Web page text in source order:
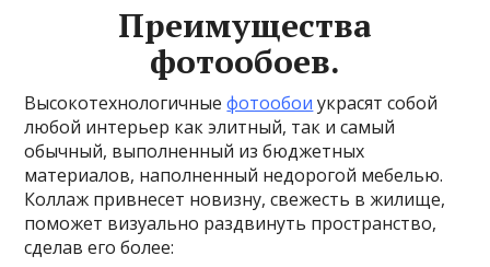
Преимущества
фотообоев.
Высокотехнологичныефотообои украсят собой
любой интерьер как элитный, так и самый
обычный, выполненный из бюджетных
материалов, наполненный недорогой мебелью.
Коллаж привнесет новизну, свежесть в жилище,
поможет визуально раздвинуть пространство,
сделав его более: